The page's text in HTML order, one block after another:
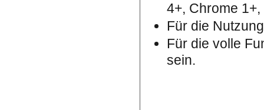
4+, Chrome 1+,
Für die
Für die volle
sein.